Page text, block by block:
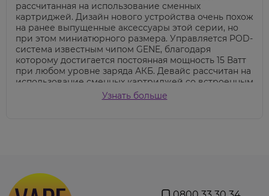
рассчитанная на использование сменных
картриджей. Дизайн нового устройства очень похож
на ранее выпущенные аксессуары этой серии, но
при этом миниатюрного размера. Управляется POD-
система известным чипом GENE, благодаря
которому достигается постоянная мощность 15 Ватт
при любом уровне заряда АКБ. Девайс рассчитан на
использование сменных картриджей со встроенным
испарителем для сжигания жидкостей на солевом
никотине. Купить VOOPOO Vinci POD kit можно в
Узнать больше